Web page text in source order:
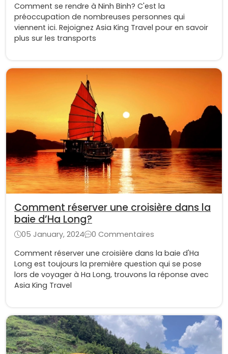
Comment se rendre à Ninh Binh? C'est la
préoccupation de nombreuses personnes qui
viennent ici. Rejoignez Asia King Travel pour en savoir
plus sur les transports
Comment réserver une croisière dans la
baie d’Ha Long?
05 January, 2024
0 Commentaires
Comment réserver une croisière dans la baie d'Ha
Long est toujours la première question qui se pose
lors de voyager à Ha Long, trouvons la réponse avec
Asia King Travel